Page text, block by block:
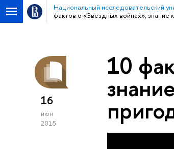
Национальный исследовательский
фактов о «Звездных войнах»,
16
июн
2015
10